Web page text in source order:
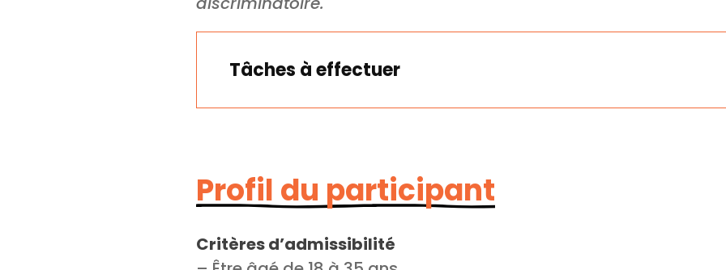
Tâches à effectuer
Profil du participant
Critères d’admissibilité